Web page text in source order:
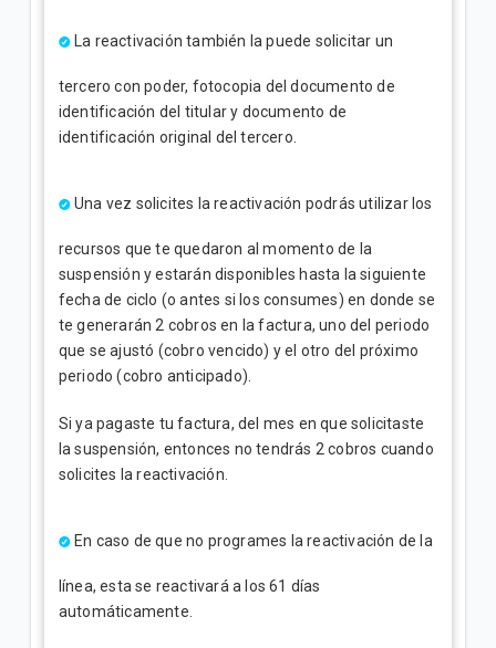
La reactivación también la puede solicitar un
tercero con poder, fotocopia del documento de
identificación del titular y documento de
identificación original del tercero.
Una vez solicites la reactivación podrás utilizar los
recursos que te quedaron al momento de la
suspensión y estarán disponibles hasta la siguiente
fecha de ciclo (o antes si los consumes) en donde se
te generarán 2 cobros en la factura, uno del periodo
que se ajustó (cobro vencido) y el otro del próximo
periodo (cobro anticipado).
Si ya pagaste tu factura, del mes en que solicitaste
la suspensión, entonces no tendrás 2 cobros cuando
solicites la reactivación.
En caso de que no programes la reactivación de la
línea, esta se reactivará a los 61 días
automáticamente.